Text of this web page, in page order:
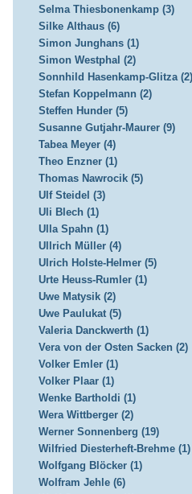
Selma Thiesbonenkamp (3)
Silke Althaus (6)
Simon Junghans (1)
Simon Westphal (2)
Sonnhild Hasenkamp-Glitza (2)
Stefan Koppelmann (2)
Steffen Hunder (5)
Susanne Gutjahr-Maurer (9)
Tabea Meyer (4)
Theo Enzner (1)
Thomas Nawrocik (5)
Ulf Steidel (3)
Uli Blech (1)
Ulla Spahn (1)
Ullrich Müller (4)
Ulrich Holste-Helmer (5)
Urte Heuss-Rumler (1)
Uwe Matysik (2)
Uwe Paulukat (5)
Valeria Danckwerth (1)
Vera von der Osten Sacken (2)
Volker Emler (1)
Volker Plaar (1)
Wenke Bartholdi (1)
Wera Wittberger (2)
Werner Sonnenberg (19)
Wilfried Diesterheft-Brehme (1)
Wolfgang Blöcker (1)
Wolfram Jehle (6)